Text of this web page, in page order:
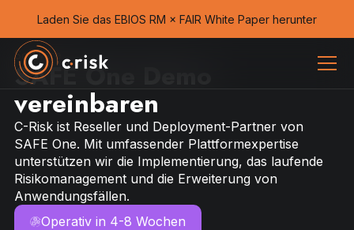
Laden Sie das EBIOS RM × FAIR White Paper herunter
Software
SAFE One Demo
vereinbaren
C-Risk ist Reseller und Deployment-Partner von
SAFE One. Mit umfassender Plattformexpertise
unterstützen wir die Implementierung, das laufende
Risikomanagement und die Erweiterung von
Anwendungsfällen.
Operativ in 4-8 Wochen